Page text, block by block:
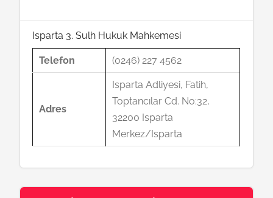
Isparta 3. Sulh Hukuk Mahkemesi
Telefon (0246) 227 4562
Adres
Isparta Adliyesi, Fatih,
Toptancılar Cd. No:32,
32200 Isparta
Merkez/Isparta